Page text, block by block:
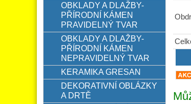
OBKLADY A DLAŽBY-
PŘÍRODNÍ KÁMEN
PRAVIDELNÝ TVAR
OBKLADY A DLAŽBY-
PŘÍRODNÍ KÁMEN
NEPRAVIDELNÝ TVAR
KERAMIKA GRESAN
DEKORATIVNÍ OBLÁZKY
A DRTĚ